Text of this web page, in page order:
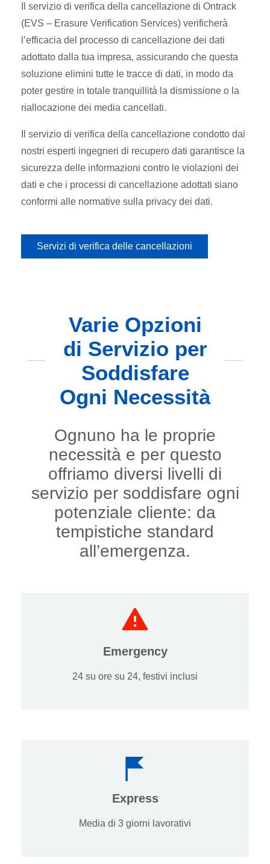
Il servizio di verifica della cancellazione di Ontrack
(EVS – Erasure Verification Services) verificherà
l’efficacia del processo di cancellazione dei dati
adottato dalla tua impresa, assicurando che questa
soluzione elimini tutte le tracce di dati, in modo da
poter gestire in totale tranquillità la dismissione o la
riallocazione dei media cancellati.
Il servizio di verifica della cancellazione condotto dai
nostri esperti ingegneri di recupero dati garantisce la
sicurezza delle informazioni contro le violazioni dei
dati e che i processi di cancellazione adottati siano
conformi alle normative sulla privacy dei dati.
Servizi di verifica delle cancellazioni
Varie Opzioni
di Servizio per
Soddisfare
Ogni Necessità
Ognuno ha le proprie
necessità e per questo
offriamo diversi livelli di
servizio per soddisfare ogni
potenziale cliente: da
tempistiche standard
all’emergenza.
Emergency
24 su ore su 24, festivi inclusi
Express
Media di 3 giorni lavorativi